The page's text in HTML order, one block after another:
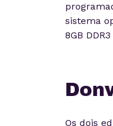
sistema
8GB
Os dois